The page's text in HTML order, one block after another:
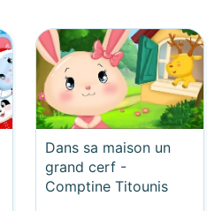
Dans sa maison un
grand cerf -
Comptine Titounis